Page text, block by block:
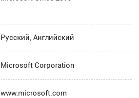
Русский, Английский
Microsoft Corporation
www.microsoft.com